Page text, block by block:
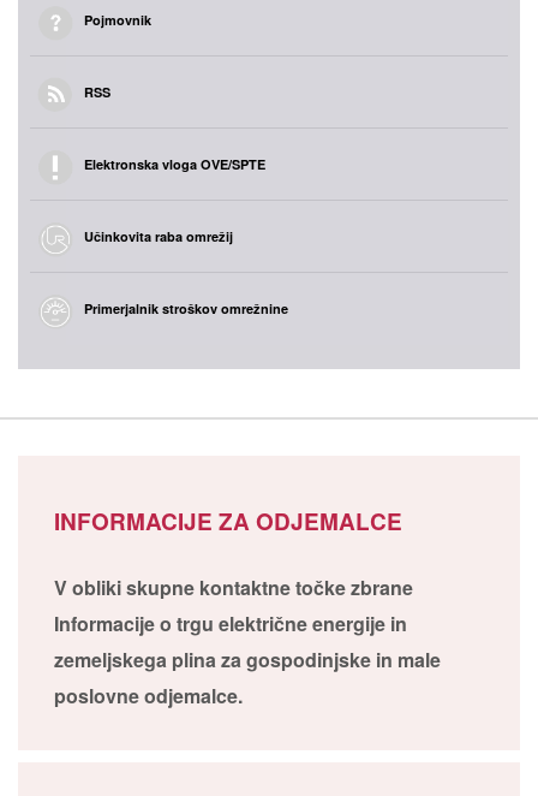
Pojmovnik
RSS
Elektronska vloga OVE/SPTE
Učinkovita raba omrežij
Primerjalnik stroškov omrežnine
INFORMACIJE ZA ODJEMALCE
V obliki skupne kontaktne točke zbrane
Informacije o trgu električne energije in
zemeljskega plina za gospodinjske in male
poslovne odjemalce.